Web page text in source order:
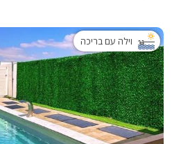
וילה עם בריכה